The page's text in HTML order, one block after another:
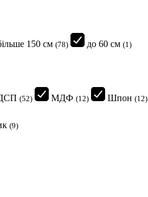
150 см (78) до 60 см (1)
(52) МДФ (12) Шпон (12)
(9)